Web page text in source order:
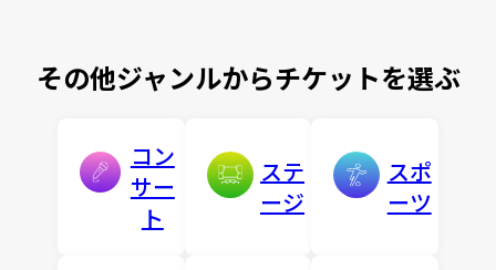
その他ジャンルからチケットを選ぶ
コン
サー
ト
ステ
ージ
スポ
ーツ